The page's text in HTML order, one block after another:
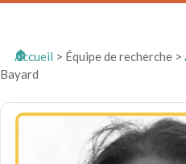
Accueil > Équipe de recherche >
Bayard